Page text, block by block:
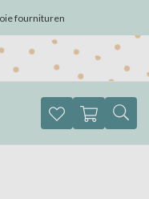
fournituren